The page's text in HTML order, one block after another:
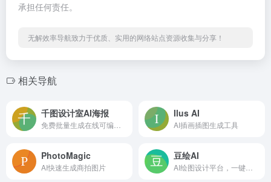
承担任何责任。
无解效率导航致力于优质、实用的网络站点资源收集与分享！
相关导航
千图设计室AI海报 Ilus AI
AI插画插图生成工具
PhotoMagic
AI快速生成商拍图片
豆绘AI